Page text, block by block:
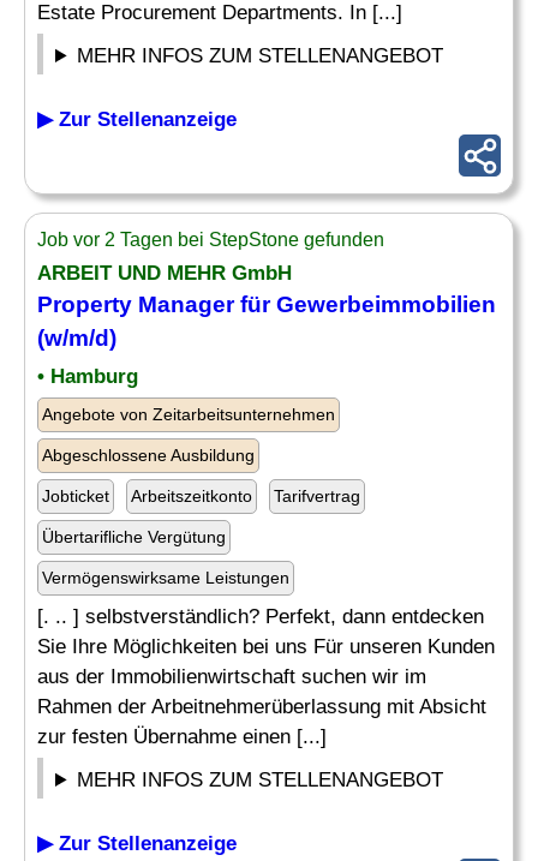
Estate Procurement Departments. In [...]
MEHR INFOS ZUM STELLENANGEBOT
▶ Zur Stellenanzeige
Job vor 2 Tagen bei StepStone gefunden
ARBEIT UND MEHR GmbH
Property Manager fürGewerbeimmobilien
(w/m/d)
• Hamburg
Angebote von Zeitarbeitsunternehmen
Abgeschlossene Ausbildung
Jobticket Arbeitszeitkonto Tarifvertrag
Übertarifliche Vergütung
Vermögenswirksame Leistungen
[. .. ] selbstverständlich? Perfekt, dann entdecken
Sie Ihre Möglichkeiten bei uns Für unseren Kunden
aus der Immobilienwirtschaft suchen wir im
Rahmen der Arbeitnehmerüberlassung mit Absicht
zur festen Übernahme einen [...]
MEHR INFOS ZUM STELLENANGEBOT
▶ Zur Stellenanzeige